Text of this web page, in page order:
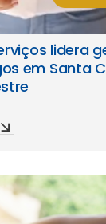
lidera
em Santa